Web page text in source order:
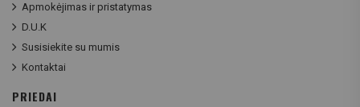
Apmokėjimas ir pristatymas
D.U.K
Susisiekite su mumis
Kontaktai
PRIEDAI